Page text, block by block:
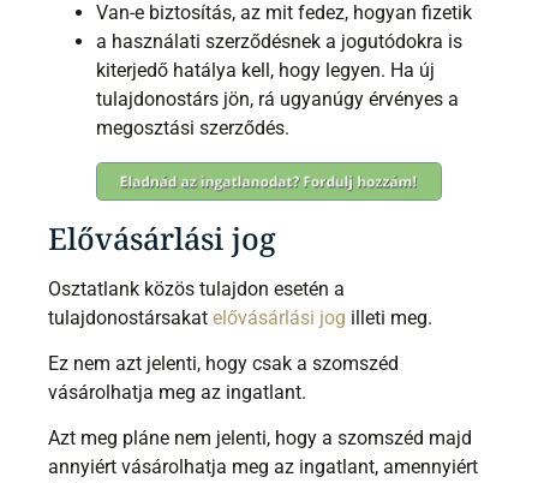
Van-e biztosítás, az mit fedez, hogyan fizetik
a használati szerződésnek a jogutódokra is
kiterjedő hatálya kell, hogy legyen. Ha új
tulajdonostárs jön, rá ugyanúgy érvényes a
megosztási szerződés.
Elővásárlási jog
Osztatlank közös tulajdon esetén a
tulajdonostársakat elővásárlási jog illeti meg.
Ez nem azt jelenti, hogy csak a szomszéd
vásárolhatja meg az ingatlant.
Azt meg pláne nem jelenti, hogy a szomszéd majd
annyiért vásárolhatja meg az ingatlant, amennyiért